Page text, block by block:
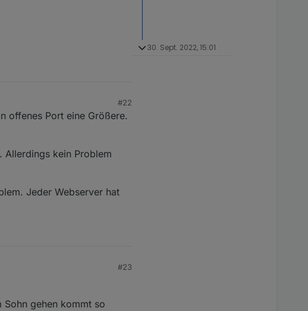
#22
offenes Port eine Größere.
Allerdings kein Problem
Jeder Webserver hat
#23
Sohn gehen kommt so
30. Sept. 2022, 15:01